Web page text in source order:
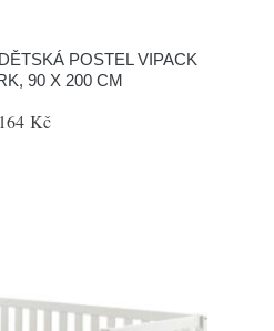
POSTEL VIPACK
90 X 200 CM
Kč